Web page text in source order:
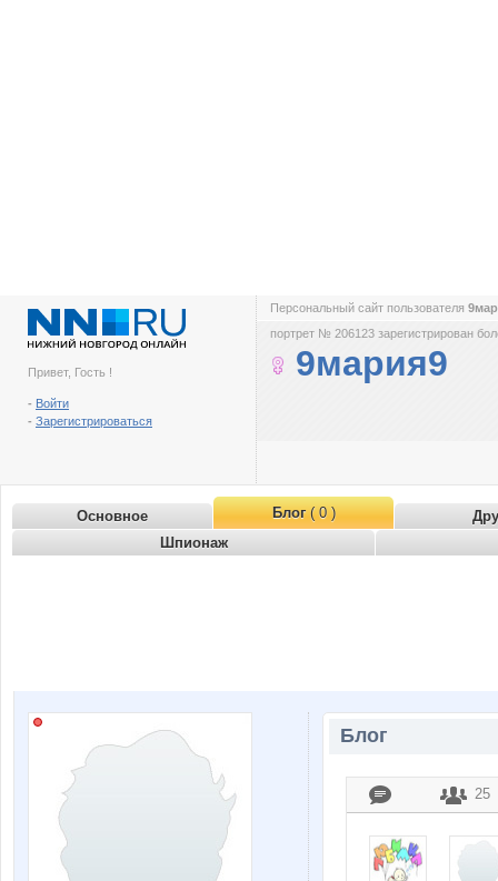
Привет, Гость !
- Войти
- Зарегистрироваться
Персональный сайт пользователя
портрет № 206123 зарегистрирован
9мария9
Основное Блог( 0 )
Шпионаж
Блог
25